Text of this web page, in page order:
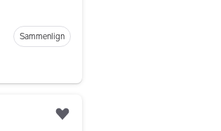
Sammenlign